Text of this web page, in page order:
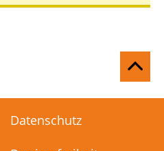
Datenschutz